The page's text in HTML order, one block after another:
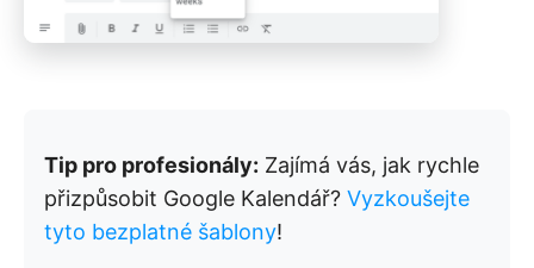
Tip pro profesionály: Zajímá vás, jak rychle
přizpůsobit Google Kalendář? Vyzkoušejte
tyto bezplatné šablony!